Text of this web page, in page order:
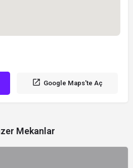
Google Maps'te Aç
Mekanlar